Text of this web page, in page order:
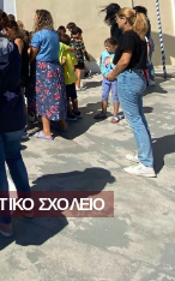
ΣΧΟΛΕΙΟ